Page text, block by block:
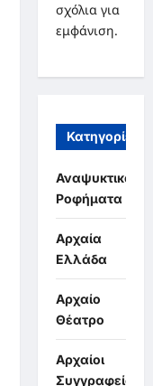
σχόλια για
εμφάνιση.
Κατηγορίες
Αναψυκτικά,
Ροφήματα
Αρχαία
Ελλάδα
Αρχαίο
Θέατρο
Αρχαίοι
Συγγραφείς